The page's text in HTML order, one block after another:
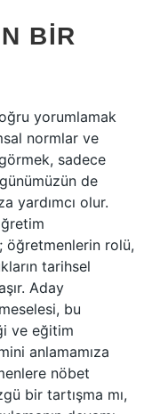
BIR
yorumlamak
normlar ve
sadece
de
yardımcı olur.
rolü,
tarihsel
Aday
bu
ve eğitim
anlamamıza
nöbet
bir tartışma mı,